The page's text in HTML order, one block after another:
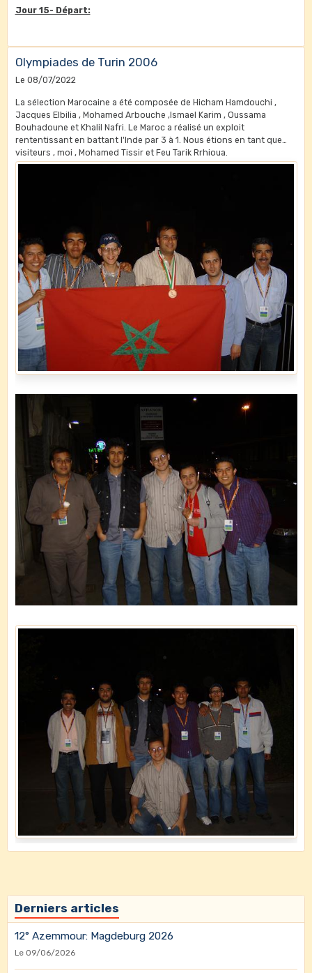
Jour 15- Départ:
Olympiades de Turin 2006
Le 08/07/2022
La sélection Marocaine a été composée de Hicham Hamdouchi ,
Jacques Elbilia , Mohamed Arbouche ,Ismael Karim , Oussama
Bouhadoune et Khalil Nafri. Le Maroc a réalisé un exploit
rententissant en battant l'Inde par 3 à 1. Nous étions en tant que
visiteurs , moi , Mohamed Tissir et Feu Tarik Rrhioua.
Derniers articles
12° Azemmour: Magdeburg 2026
Le 09/06/2026